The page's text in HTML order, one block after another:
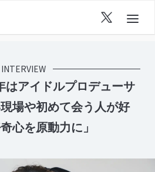
INTERVIEW
はアイドルプロデューサ
場や初めて会う人が好
心を原動力に」